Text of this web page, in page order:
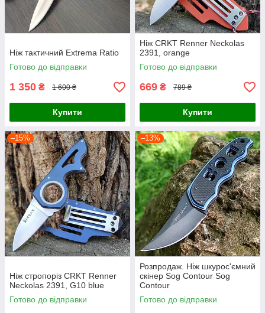
Ніж тактичний Extrema Ratio
Готово до відправки
1 350 ₴ 1 600 ₴
Купити
Ніж CRKT Renner Neckolas
2391, orange
Готово до відправки
669 ₴ 789 ₴
Купити
–15%
Ніж стропоріз CRKT Renner
Neckolas 2391, G10 blue
Готово до відправки
–13%
Розпродаж. Ніж шкурос'ємний
скінер Sog Contour Sog
Contour
Готово до відправки